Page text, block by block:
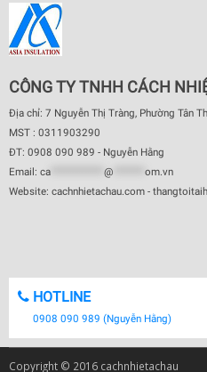
CÔNG TY TNHH CÁCH
Địa chỉ: 7 Nguyễn Thị Tràng, Phường Tân
MST : 0311903290
ĐT: 0908 090 989 - Nguyễn Hằng
Email: ca @
om.vn
Website: cachnhietachau.com -
HOTLINE
0908 090 989 (Nguyễn Hằng)
Copyright © 2016 cachnhietachau